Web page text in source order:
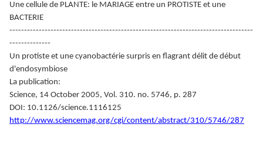
Une cellule de PLANTE: le MARIAGE entre un PROTISTE et une
BACTERIE
-----------------------------------------------------------------------------------
--------------
Un protiste et une cyanobactérie surpris en flagrant délit de début
d'endosymbiose
La publication:
Science, 14 October 2005, Vol. 310. no. 5746, p. 287
DOI: 10.1126/science.1116125
http://www.sciencemag.org/cgi/content/abstract/310/5746/287